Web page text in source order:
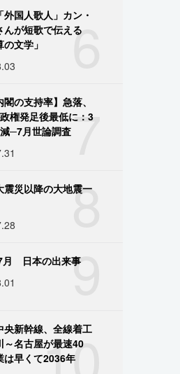
6
外国人歌人」カン・
んが短歌で伝える
の文学」
7
閣の支持率】急落、
権発足後最低に：3
─7月世論調査
8
震災以降の大地震一
9
月 日本の出来事
10
央新幹線、全線着工
名古屋が最速40
は早くて2036年